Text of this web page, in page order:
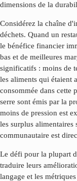
dimensions de la
Considérez la chaîne
déchets. Quand un
le bénéfice financier
bas et de meilleures
significatifs : moins de
les aliments qui étaient
consommée dans cette
serre sont émis par la
moins de pression est
les surplus
communautaire est
Le défi pour la plupart
traduire leurs
langage et les